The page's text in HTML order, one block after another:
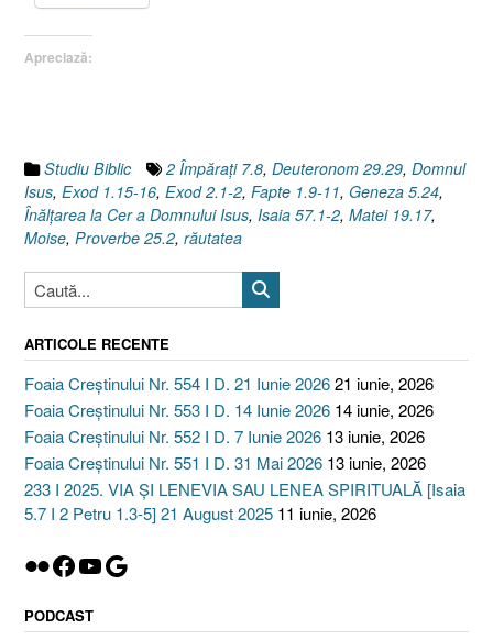
2.
Cel
drag
11]”
Apreciază:
Studiu Biblic 2 Împăraţi 7.8, Deuteronom 29.29, Domnul
Isus, Exod 1.15-16, Exod 2.1-2, Fapte 1.9-11, Geneza 5.24,
Înălţarea la Cer a Domnului Isus, Isaia 57.1-2, Matei 19.17,
Moise, Proverbe 25.2, răutatea
ARTICOLE RECENTE
Foaia Creștinului Nr. 554 I D. 21 Iunie 202621 iunie, 2026
Foaia Creștinului Nr. 553 I D. 14 Iunie 2026 14 iunie, 2026
Foaia Creștinului Nr. 552 I D. 7 Iunie 2026 13 iunie, 2026
Foaia Creștinului Nr. 551 I D. 31 Mai 2026 13 iunie, 2026
233 I 2025. VIA ȘI LENEVIA SAU LENEA SPIRITUALĂ [Isaia
5.7 I 2 Petru 1.3-5] 21 August 2025 11 iunie, 2026
Flickr
Facebook
YouTube
Google
PODCAST